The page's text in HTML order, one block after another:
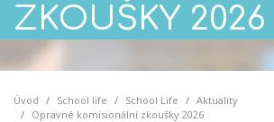
ZKOUŠKY 2026
Úvod School life School Life
Aktuality
Opravné komisionální zkoušky 2026